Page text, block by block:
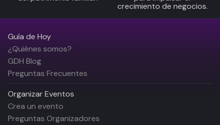
crecimiento de negocios.
Guía de Hoy
¿Quiénes somos?
GDH Blog
Preguntas Frecuentes
Organizar Eventos
Crea un evento
Preguntas Organizadores